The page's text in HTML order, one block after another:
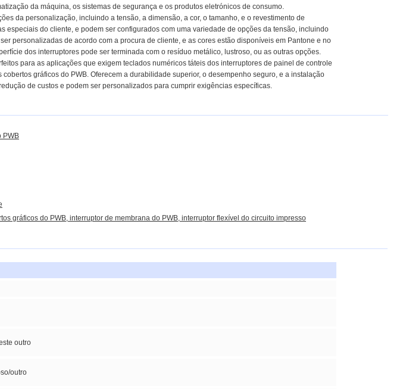
da máquina, os sistemas de segurança e os produtos eletrónicos de consumo.
da personalização, incluindo a tensão, a dimensão, a cor, o tamanho, e o revestimento de
especiais do cliente, e podem ser configurados com uma variedade de opções da tensão, incluindo
personalizadas de acordo com a procura de cliente, e as cores estão disponíveis em Pantone e no
dos interruptores pode ser terminada com o resíduo metálico, lustroso, ou as outras opções.
para as aplicações que exigem teclados numéricos táteis dos interruptores de painel de controle
gráficos do PWB. Oferecem a durabilidade superior, o desempenho seguro, e a instalação
de custos e podem ser personalizados para cumprir exigências específicas.
PWB
gráficos do PWB, interruptor de membrana do PWB, interruptor flexível do circuito impresso
outro
outro